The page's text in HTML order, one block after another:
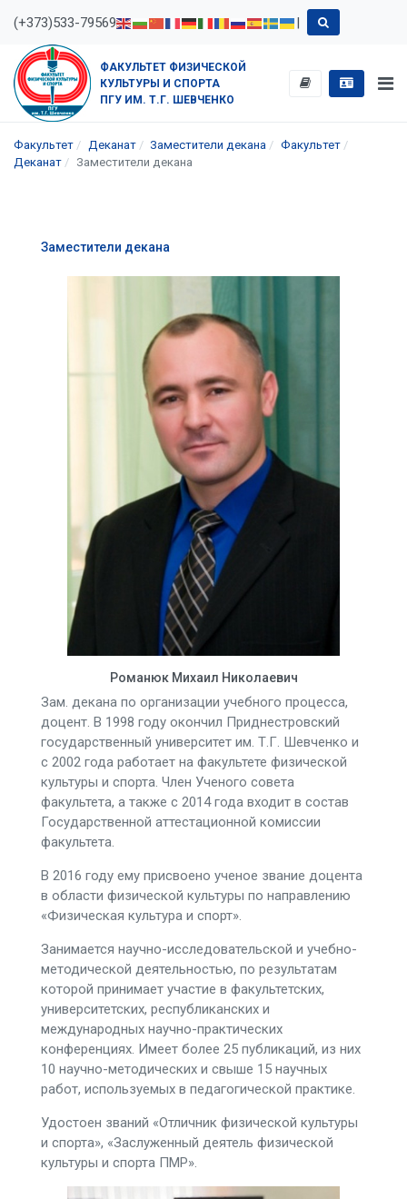
(+373)533-79569 |
ФАКУЛЬТЕТ ФИЗИЧЕСКОЙ
КУЛЬТУРЫ И СПОРТА
ПГУ ИМ. Т.Г. ШЕВЧЕНКО
Факультет Деканат Заместители декана
Факультет
Деканат
Заместители декана
Заместители декана
Романюк Михаил Николаевич
Зам. декана по организации учебного процесса,
доцент. В 1998 году окончил Приднестровский
государственный университет им. Т.Г. Шевченко и
c 2002 года работает на факультете физической
культуры и спорта. Член Ученого совета
факультета, а также с 2014 года входит в состав
Государственной аттестационной комиссии
факультета.
В 2016 году ему присвоено ученое звание доцента
в области физической культуры по направлению
«Физическая культура и спорт».
Занимается научно-исследовательской и учебно-
методической деятельностью, по результатам
которой принимает участие в факультетских,
университетских, республиканских и
международных научно-практических
конференциях. Имеет более 25 публикаций, из них
10 научно-методических и свыше 15 научных
работ, используемых в педагогической практике.
Удостоен званий «Отличник физической культуры
и спорта», «Заслуженный деятель физической
культуры и спорта ПМР».